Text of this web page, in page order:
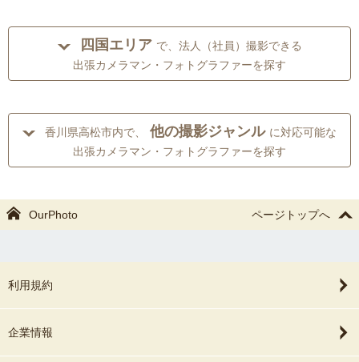
四国エリア で、法人（社員）撮影できる
出張カメラマン・フォトグラファーを探す
香川県高松市内で、 他の撮影ジャンル に対応可能な
出張カメラマン・フォトグラファーを探す
OurPhoto ページトップへ
利用規約
企業情報